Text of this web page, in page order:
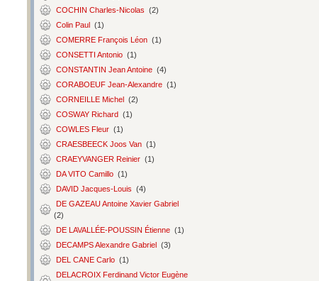
COCHIN Charles-Nicolas (2)
Colin Paul (1)
COMERRE François Léon (1)
CONSETTI Antonio (1)
CONSTANTIN Jean Antoine (4)
CORABOEUF Jean-Alexandre (1)
CORNEILLE Michel (2)
COSWAY Richard (1)
COWLES Fleur (1)
CRAESBEECK Joos Van (1)
CRAEYVANGER Reinier (1)
DA VITO Camillo (1)
DAVID Jacques-Louis (4)
DE GAZEAU Antoine Xavier Gabriel
(2)
DE LAVALLÉE-POUSSIN Étienne (1)
DECAMPS Alexandre Gabriel (3)
DEL CANE Carlo (1)
DELACROIX Ferdinand Victor Eugène